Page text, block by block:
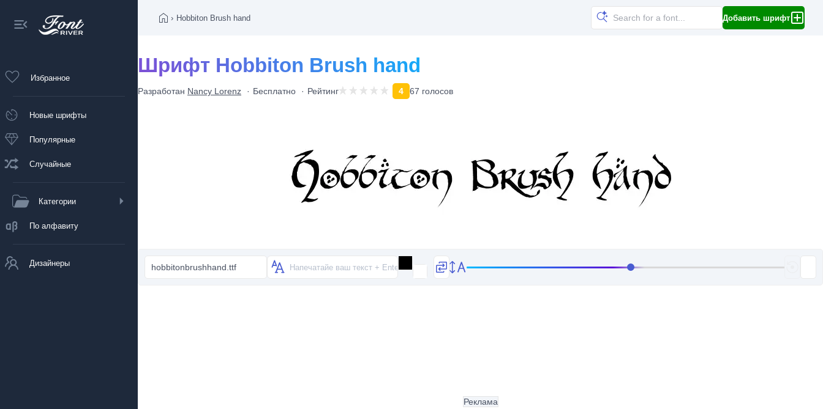
Избранное
Новые шрифты
Популярные
Случайные
Категории
По алфавиту
Дизайнеры
› Hobbiton Brush hand Добавить шрифт
Шрифт Hobbiton Brush hand
Разработан Nancy Lorenz Бесплатно Рейтинг 4 67 голосов
hobbitonbrushhand.ttf
Реклама